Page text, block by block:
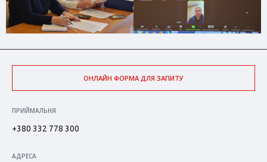
ОНЛАЙН ФОРМА ДЛЯ ЗАПИТУ
ПРИЙМАЛЬНЯ
+380 332 778 300
АДРЕСА